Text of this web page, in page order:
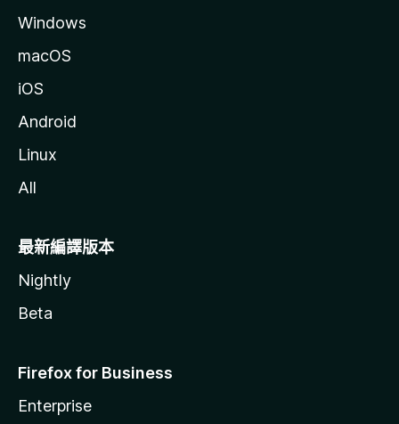
Windows
macOS
iOS
Android
Linux
All
最新編譯版本
Nightly
Beta
Firefox for Business
Enterprise